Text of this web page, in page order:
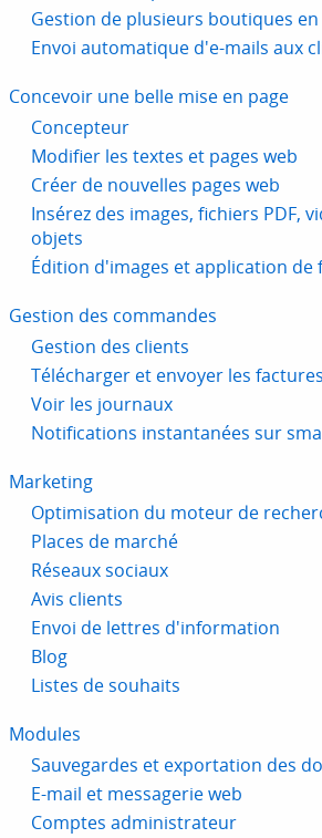
Gestion de plusieurs boutiques
Envoi automatique d'e-mails aux
Concevoir une belle mise en page
Concepteur
Modifier les textes et pages web
Créer de nouvelles pages web
Insérez des images, fichiers PDF,
objets
Édition d'images et application de
Gestion des commandes
Gestion des clients
Télécharger et envoyer les
Voir les journaux
Notifications instantanées sur
Marketing
Optimisation du moteur de
Places de marché
Réseaux sociaux
Avis clients
Envoi de lettres d'information
Blog
Listes de souhaits
Modules
Sauvegardes et exportation des
E-mail et messagerie web
Comptes administrateur